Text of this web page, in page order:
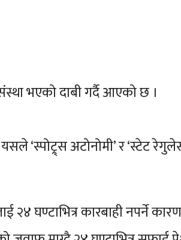
भएको दाबी गर्दै आएको छ ।
‘स्पोट्र्स अटोनोमी’ र ‘स्टेट
घण्टाभित्र कारबाही नपर्ने